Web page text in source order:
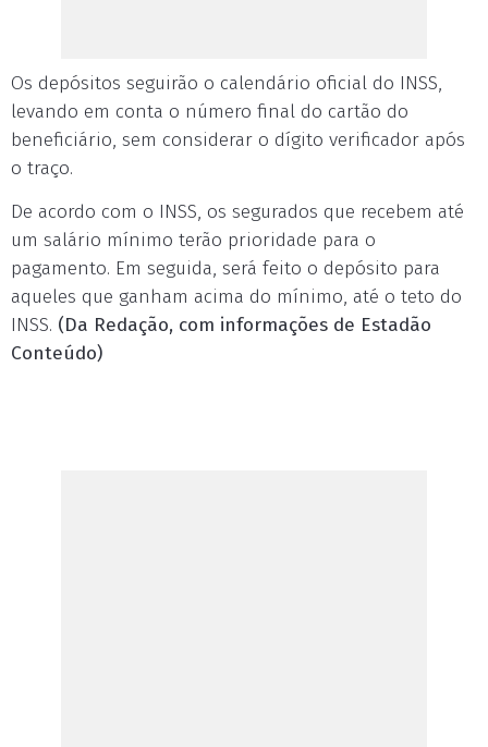
Os depósitos seguirão o calendário oficial do INSS,
levando em conta o número final do cartão do
beneficiário, sem considerar o dígito verificador após
o traço.
De acordo com o INSS, os segurados que recebem até
um salário mínimo terão prioridade para o
pagamento. Em seguida, será feito o depósito para
aqueles que ganham acima do mínimo, até o teto do
INSS. (Da Redação, com informações de Estadão
Conteúdo)